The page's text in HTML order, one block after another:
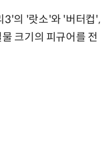
3'의 '랏소'와 '버터컵',
크기의 피규어를 전